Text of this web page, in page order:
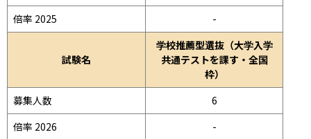
倍率 2025
-
試験名
学校推薦型選抜（大学入学
共通テストを課す・全国
枠）
募集人数
6
倍率 2026
-